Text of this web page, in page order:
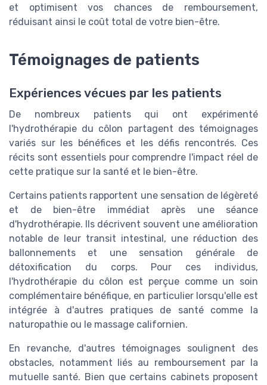
et optimisent vos chances de remboursement,
réduisant ainsi le coût total de votre bien-être.
Témoignages de patients
Expériences vécues par les patients
De nombreux patients qui ont expérimenté
l'hydrothérapie du côlon partagent des témoignages
variés sur les bénéfices et les défis rencontrés. Ces
récits sont essentiels pour comprendre l'impact réel de
cette pratique sur la santé et le bien-être.
Certains patients rapportent une sensation de légèreté
et de bien-être immédiat après une séance
d'hydrothérapie. Ils décrivent souvent une amélioration
notable de leur transit intestinal, une réduction des
ballonnements et une sensation générale de
détoxification du corps. Pour ces individus,
l'hydrothérapie du côlon est perçue comme un soin
complémentaire bénéfique, en particulier lorsqu'elle est
intégrée à d'autres pratiques de santé comme la
naturopathie ou le massage californien.
En revanche, d'autres témoignages soulignent des
obstacles, notamment liés au remboursement par la
mutuelle santé. Bien que certains cabinets proposent